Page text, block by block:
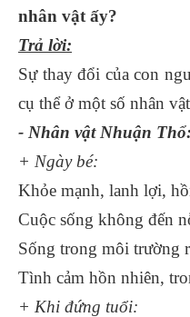
nhân vật ấy?
Trả lời:
Sự thay đổi của con
cụ thể ở một số nhân
- Nhân vật Nhuận Thổ:
+ Ngày bé:
Khỏe mạnh, lanh lợi,
Cuộc sống không đến
Sống trong môi trường
Tình cảm hồn nhiên,
+ Khi đứng tuổi: